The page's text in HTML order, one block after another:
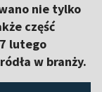
nie tylko
część
lutego
w branży.